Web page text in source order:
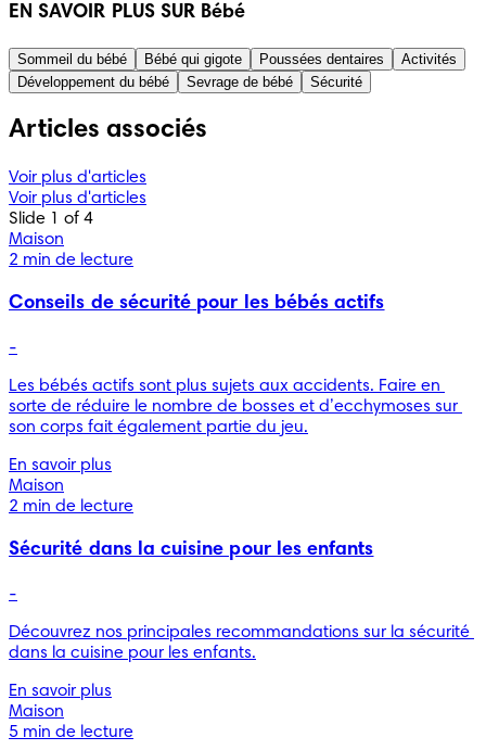
EN SAVOIR PLUS SUR Bébé
Sommeil du bébé Bébé qui gigote Poussées dentaires
Activités
Développement du bébé
Sevrage de bébé Sécurité
Articles associés
Voir plus d'articles
Voir plus d'articles
Slide 1 of 4
Maison
2 min de lecture
Conseils de sécurité pour les bébés actifs
-
Les bébés actifs sont plus sujets aux accidents. Faire en
sorte de réduire le nombre de bosses et d’ecchymoses sur
son corps fait également partie du jeu.
En savoir plus
Maison
2 min de lecture
Sécurité dans la cuisine pour les enfants
-
Découvrez nos principales recommandations sur la sécurité
dans la cuisine pour les enfants.
En savoir plus
Maison
5 min de lecture